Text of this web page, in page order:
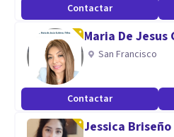
Contactar
Maria De
San Francisco
Contactar
Jessica Briseño